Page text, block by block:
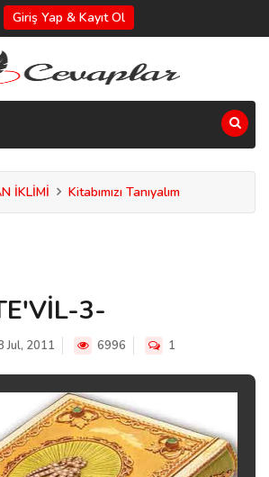
Giriş Yap & Kayıt Ol
İKLİMİ Kitabımızı Tanıyalım
3-
Jul, 2011 6996 1